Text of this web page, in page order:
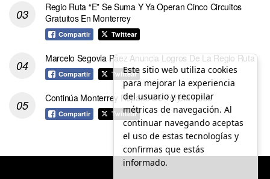
Regio Ruta “E” Se Suma Y Ya Operan Cinco Circuitos
Gratuitos En Monterrey
Compartir Twittear
Marcelo Segovia Páez Anuncia Logros De La Regio Ruta
Compartir Twittear
Continúa Monterrey Reparto De Tarjeta Rosa
Compartir Twittear
Este sitio web utiliza cookies
para mejorar la experiencia
del usuario y recopilar
métricas de navegación. Al
continuar navegando aceptas
el uso de estas tecnologías y
confirmas que estás
informado.